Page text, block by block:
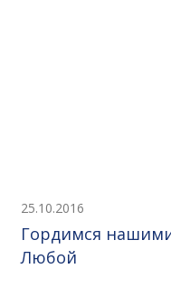
25.10.2016
Гордимся
Любой